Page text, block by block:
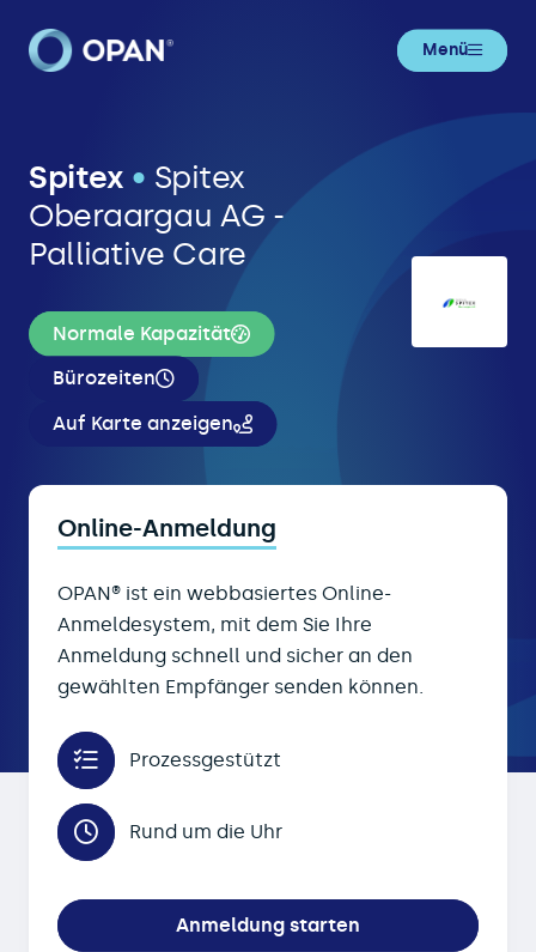
Menü
Spitex • Spitex
Oberaargau AG -
Palliative Care
Normale Kapazität
Bürozeiten
Auf Karte anzeigen
Online-Anmeldung
OPAN® ist ein webbasiertes Online-
Anmeldesystem, mit dem Sie Ihre
Anmeldung schnell und sicher an den
gewählten Empfänger senden können.
Prozessgestützt
Rund um die Uhr
Anmeldung starten